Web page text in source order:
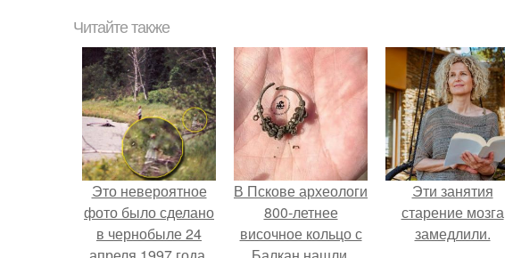
Читайте также
Это невероятное
фото было сделано
в чернобыле 24
В Пскове археологи
800-летнее
височное кольцо с
Эти занятия
старение мозга
замедлили.